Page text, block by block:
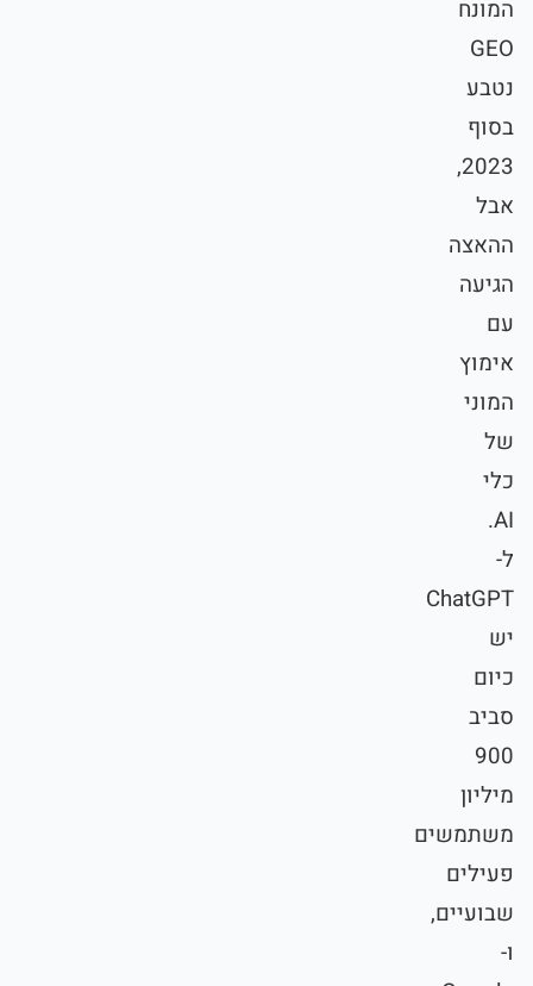
המונח
GEO
נטבע
בסוף
2023,
אבל
ההאצה
הגיעה
עם
אימוץ
המוני
של
כלי
AI.
ל-
ChatGPT
יש
כיום
סביב
900
מיליון
משתמשים
פעילים
שבועיים,
ו-